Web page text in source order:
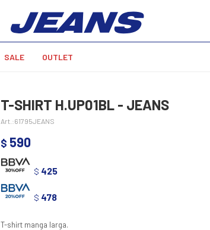
SALE OUTLET
T-SHIRT H.UP01BL - JEANS
61795JEANS
$ 590
$ 425
$ 478
T-shirt manga larga.